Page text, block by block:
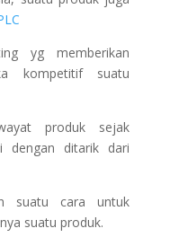
yg memberikan
kompetitif suatu
produk sejak
dengan ditarik dari
suatu cara untuk
suatu produk.